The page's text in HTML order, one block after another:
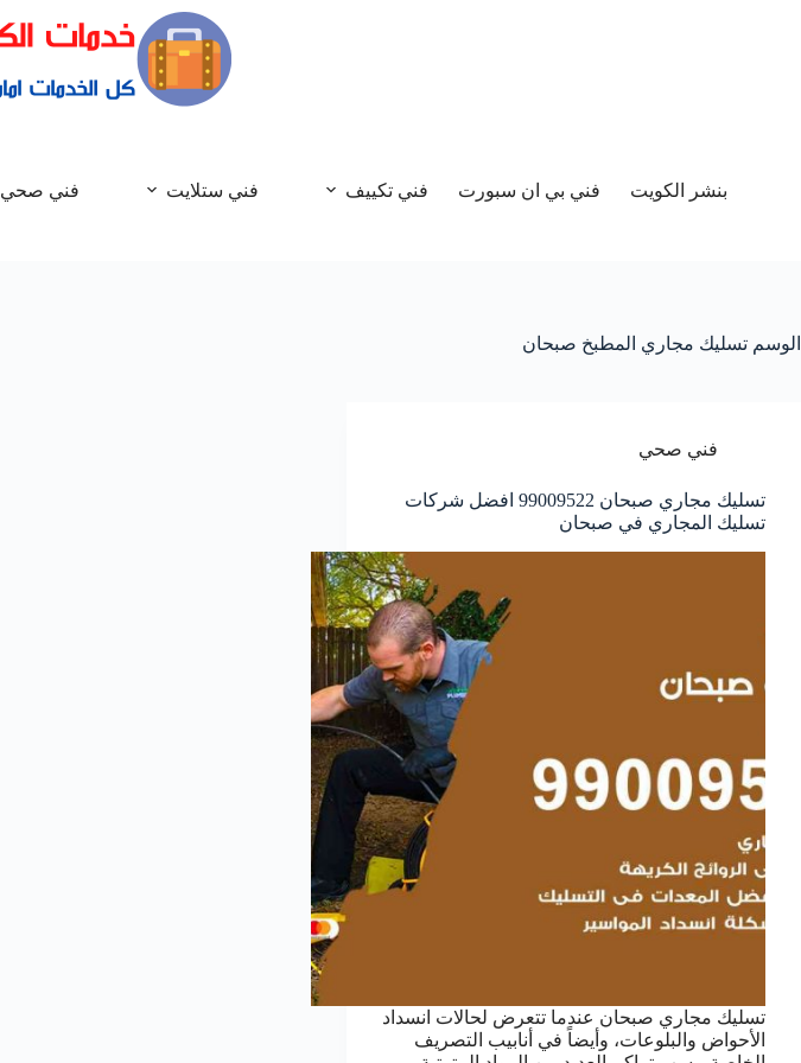
بنشر الكويت فني بي ان سبورت فني تكييف فني ستلايت فني صحي
الوسم تسليك مجاري المطبخ صبحان
فني صحي
تسليك مجاري صبحان 99009522 افضل شركات
تسليك المجاري في صبحان
تسليك مجاري صبحان عندما تتعرض لحالات انسداد
الأحواض والبلوعات، وأيضاً في أنابيب التصريف